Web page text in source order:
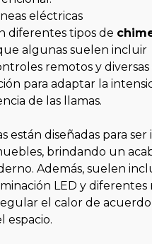
eléctricas
diferentes tipos de
algunas suelen incluir
remotos y diversas
para adaptar la
de las llamas.
están diseñadas para ser
brindando un
Además, suelen
LED y diferentes
el calor de
espacio.